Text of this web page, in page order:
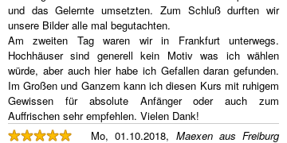
und das Gelernte umsetzten. Zum Schluß durften wir
unsere Bilder alle mal begutachten.
Am zweiten Tag waren wir in Frankfurt unterwegs.
Hochhäuser sind generell kein Motiv was ich wählen
würde, aber auch hier habe ich Gefallen daran gefunden.
Im Großen und Ganzem kann ich diesen Kurs mit ruhigem
Gewissen für absolute Anfänger oder auch zum
Auffrischen sehr empfehlen. Vielen Dank!
Mo, 01.10.2018, Maexen aus Freiburg